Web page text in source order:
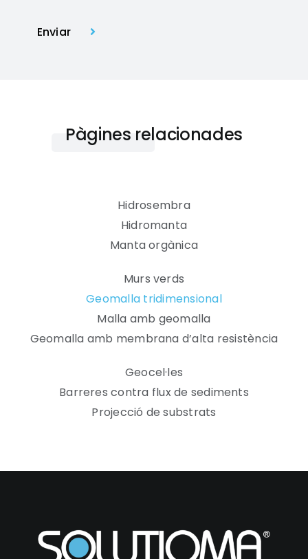
Enviar
Pàgines relacionades
Hidrosembra
Hidromanta
Manta orgànica
Murs verds
Geomalla tridimensional
Malla amb geomalla
Geomalla amb membrana d’alta resistència
Geocel·les
Barreres contra flux de sediments
Projecció de substrats